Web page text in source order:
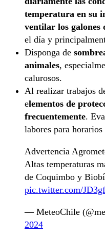
temperatura en su
ventilar los galones
el día y
Disponga de
animales,
calurosos.
Al realizar trabajos
elementos de
frecuentemente.
labores para horarios
Advertencia
Altas temperaturas
de Coquimbo y
pic.twitter.com/
— MeteoChile
2024